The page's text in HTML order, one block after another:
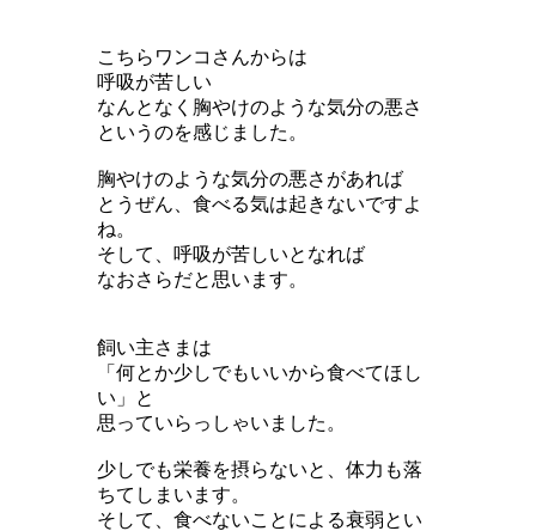
こちらワンコさんからは
呼吸が苦しい
なんとなく胸やけのような気分の悪さ
というのを感じました。
胸やけのような気分の悪さがあれば
とうぜん、食べる気は起きないですよ
ね。
そして、呼吸が苦しいとなれば
なおさらだと思います。
飼い主さまは
「何とか少しでもいいから食べてほし
い」と
思っていらっしゃいました。
少しでも栄養を摂らないと、体力も落
ちてしまいます。
そして、食べないことによる衰弱とい